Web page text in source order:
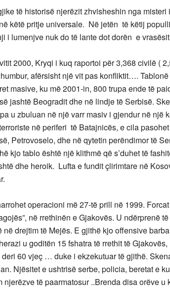
të historisë njerëzit zhvisheshin nga
këtë pritje universale. Në jetën të këtij
i lumenjve nuk do të lante dot dorën e
2000, Kryqi i kuq raportoi për 3,368 civilë (
afërsisht një vit pas konfliktit….
masive, ku më 2001-in, 800 trupa ende të
jashtë Beogradit dhe në lindje të Serbisë.
u zbuluan në një varr masiv i gjendur në një
në periferi të Batajnicës, e cila
Petrovoselo, dhe në qytetin perëndimor të
kjo tablo është një klithmë që s’duhet të
dhe heroik. Lufta e fundit çlirimtare në
operacioni më 27-të prill në 1999.
në rrethinën e Gjakovës. U ndërprenë
në drejtim të Mejës. E gjithë kjo offensive
u goditën 15 fshatra të rrethit të
60 vjeç … duke i ekzekutuar të gjithë.
Njësitet e ushtrisë serbe, policia, beretat e
njerëzve të paarmatosur ..Brenda disa orëve